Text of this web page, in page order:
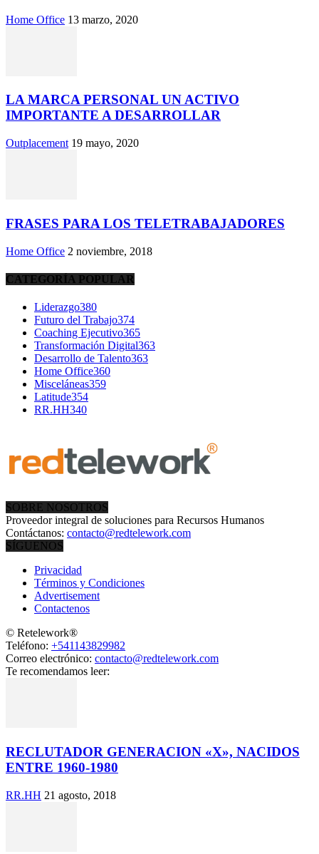
Home Office 13 marzo, 2020
LA MARCA PERSONAL UN ACTIVO
IMPORTANTE A DESARROLLAR
Outplacement 19 mayo, 2020
FRASES PARA LOS TELETRABAJADORES
Home Office 2 noviembre, 2018
CATEGORÍA POPULAR
Liderazgo380
Futuro del Trabajo374
Coaching Ejecutivo365
Transformación Digital363
Desarrollo de Talento363
Home Office360
Misceláneas359
Latitude354
RR.HH340
SOBRE NOSOTROS
Proveedor integral de soluciones para Recursos Humanos
Contáctanos: contacto@redtelework.com
SÍGUENOS
Privacidad
Términos y Condiciones
Advertisement
Contactenos
© Retelework®
Teléfono: +541143829982
Correo electrónico: contacto@redtelework.com
Te recomendamos leer:
RECLUTADOR GENERACION «X», NACIDOS
ENTRE 1960-1980
RR.HH 21 agosto, 2018